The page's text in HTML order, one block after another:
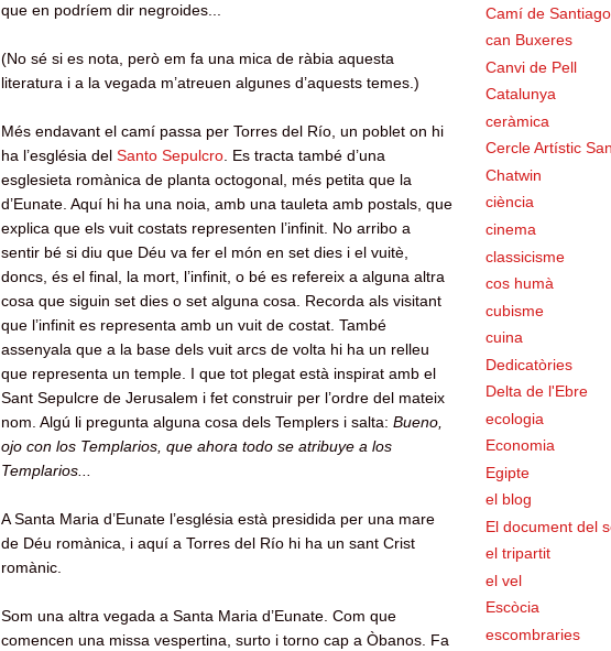
que en podríem dir negroides...
(No sé si es nota, però em fa una mica de ràbia aquesta
literatura i a la vegada m’atreuen algunes d’aquests temes.)
Més endavant el camí passa per Torres del Río, un poblet on hi
ha l’església del Santo Sepulcro . Es tracta també d’una
esglesieta romànica de planta octogonal, més petita que la
d’Eunate. Aquí hi ha una noia, amb una tauleta amb postals, que
explica que els vuit costats representen l’infinit. No arribo a
sentir bé si diu que Déu va fer el món en set dies i el vuitè,
doncs, és el final, la mort, l’infinit, o bé es refereix a alguna altra
cosa que siguin set dies o set alguna cosa. Recorda als visitant
que l’infinit es representa amb un vuit de costat. També
assenyala que a la base dels vuit arcs de volta hi ha un relleu
que representa un temple. I que tot plegat està inspirat amb el
Sant Sepulcre de Jerusalem i fet construir per l’ordre del mateix
nom. Algú li pregunta alguna cosa dels Templers i salta: Bueno,
ojo con los Templarios, que ahora todo se atribuye a los
Templarios...
A Santa Maria d’Eunate l’església està presidida per una mare
de Déu romànica, i aquí a Torres del Río hi ha un sant Crist
romànic.
Som una altra vegada a Santa Maria d’Eunate. Com que
comencen una missa vespertina, surto i torno cap a Òbanos. Fa
Camí de Santiago
can Buxeres
Canvi de Pell
Catalunya
ceràmica
Cercle Artístic
Chatwin
ciència
cinema
classicisme
cos humà
cubisme
cuina
Dedicatòries
Delta de l'Ebre
ecologia
Economia
Egipte
el blog
El document del
el tripartit
el vel
Escòcia
escombraries